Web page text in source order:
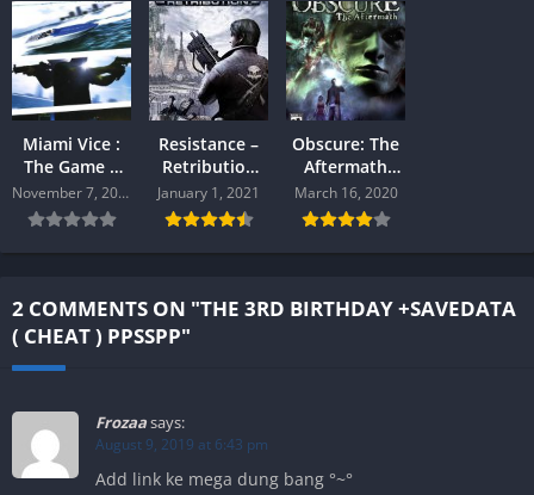
Miami Vice :
The Game +
Save Data (
Cheat )
November 7, 2019
Resistance –
Retribution
PPSSPP
January 1, 2021
Obscure: The
Aftermath
+Save Data (
Cheat )
March 16, 2020
2 COMMENTS ON "THE 3RD BIRTHDAY +SAVEDATA
( CHEAT ) PPSSPP"
Frozaasays:
August 9, 2019 at 6:43 pm
Add link ke mega dung bang °~°